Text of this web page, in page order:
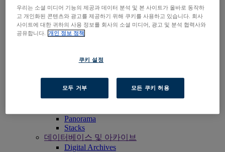
문의하기
제품군
기술 및 발견
BiblioGraph
엡스코 모바일 앱
Explora
Full Text Finder
Panorama
Stacks
데이터베이스 및 아카이브
Digital Archives
우리는 소셜 미디어 기능의 제공과 데이터 분석 및 본 사이트가 올바로 동작하
고 개인화된 콘텐츠와 광고를 제공하기 위해 쿠키를 사용하고 있습니다. 회사
사이트에 대한 귀하의 사용 정보를 회사의 소셜 미디어, 광고 및 분석 협력사와
공유합니다.
개인 정보 정책
쿠키 설정
모두 거부 모든 쿠키 허용